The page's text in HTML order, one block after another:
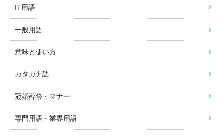
IT用語
一般用語
意味と使い方
カタカナ語
冠婚葬祭・マナー
専門用語・業界用語